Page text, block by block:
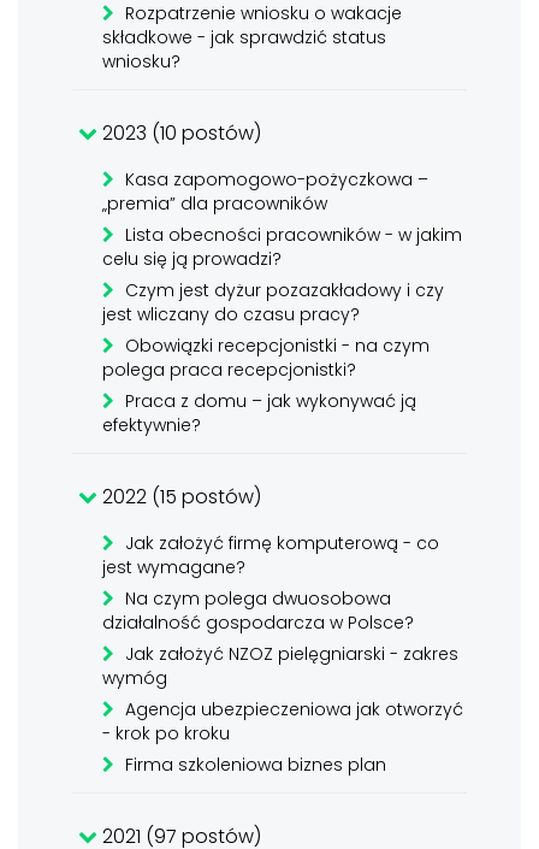
Rozpatrzenie wniosku o wakacje
składkowe - jak sprawdzić status
wniosku?
2023 (10 postów)
Kasa zapomogowo-pożyczkowa –
„premia” dla pracowników
Lista obecności pracowników - w jakim
celu się ją prowadzi?
Czym jest dyżur pozazakładowy i czy
jest wliczany do czasu pracy?
Obowiązki recepcjonistki - na czym
polega praca recepcjonistki?
Praca z domu – jak wykonywać ją
efektywnie?
2022 (15 postów)
Jak założyć firmę komputerową - co
jest wymagane?
Na czym polega dwuosobowa
działalność gospodarcza w Polsce?
Jak założyć NZOZ pielęgniarski - zakres
wymóg
Agencja ubezpieczeniowa jak otworzyć
- krok po kroku
Firma szkoleniowa biznes plan
2021 (97 postów)